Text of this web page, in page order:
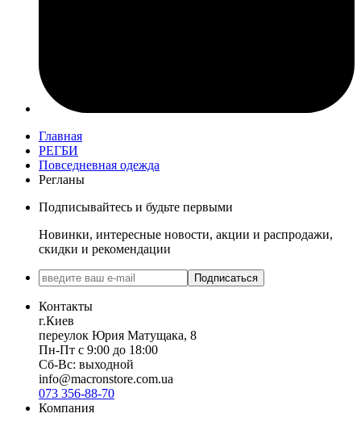
Главная
РЕГБИ
Повседневная одежда
Регланы
Подписывайтесь и будьте первыми
Новинки, интересные новости, акции и распродажи,
скидки и рекомендации
Подписаться
Контакты
г.Киев
переулок Юрия Матущака, 8
Пн-Пт с 9:00 до 18:00
Сб-Вс: выходной
info@macronstore.com.ua
073 356-88-70
Компания